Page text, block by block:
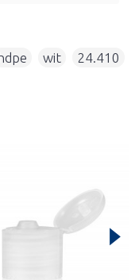
wit 24.410